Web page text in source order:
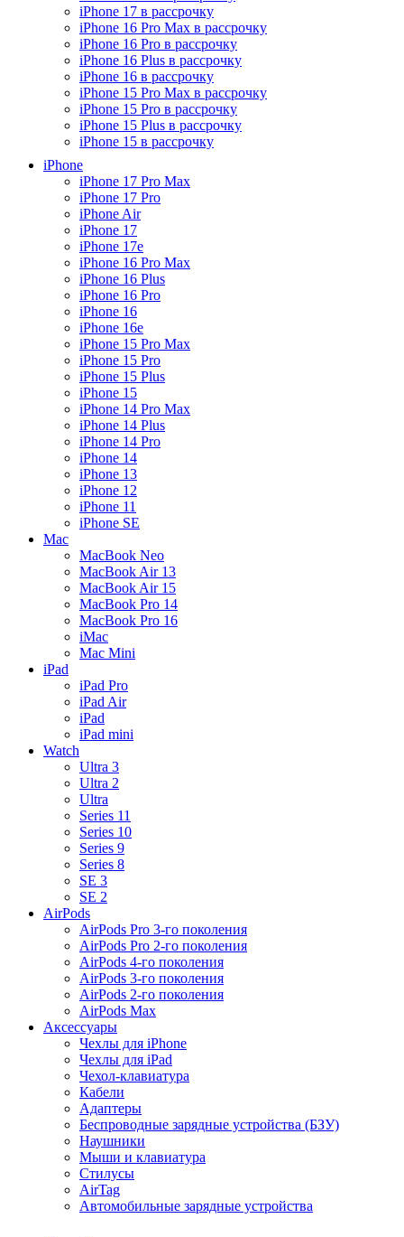
iPhone 17 в рассрочку
iPhone 16 Pro Max в рассрочку
iPhone 16 Pro в рассрочку
iPhone 16 Plus в рассрочку
iPhone 16 в рассрочку
iPhone 15 Pro Max в рассрочку
iPhone 15 Pro в рассрочку
iPhone 15 Plus в рассрочку
iPhone 15 в рассрочку
iPhone
iPhone 17 Pro Max
iPhone 17 Pro
iPhone Air
iPhone 17
iPhone 17e
iPhone 16 Pro Max
iPhone 16 Plus
iPhone 16 Pro
iPhone 16
iPhone 16e
iPhone 15 Pro Max
iPhone 15 Pro
iPhone 15 Plus
iPhone 15
iPhone 14 Pro Max
iPhone 14 Plus
iPhone 14 Pro
iPhone 14
iPhone 13
iPhone 12
iPhone 11
iPhone SE
Mac
MacBook Neo
MacBook Air 13
MacBook Air 15
MacBook Pro 14
MacBook Pro 16
iMac
Mac Mini
iPad
iPad Pro
iPad Air
iPad
iPad mini
Watch
Ultra 3
Ultra 2
Ultra
Series 11
Series 10
Series 9
Series 8
SE 3
SE 2
AirPods
AirPods Pro 3-го поколения
AirPods Pro 2-го поколения
AirPods 4-го поколения
AirPods 3-го поколения
AirPods 2-го поколения
AirPods Max
Аксессуары
Чехлы для iPhone
Чехлы для iPad
Чехол-клавиатура
Кабели
Адаптеры
Беспроводные зарядные устройства (БЗУ)
Наушники
Мыши и клавиатура
Стилусы
AirTag
Автомобильные зарядные устройства